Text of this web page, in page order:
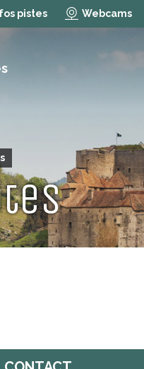
pistes Webcams